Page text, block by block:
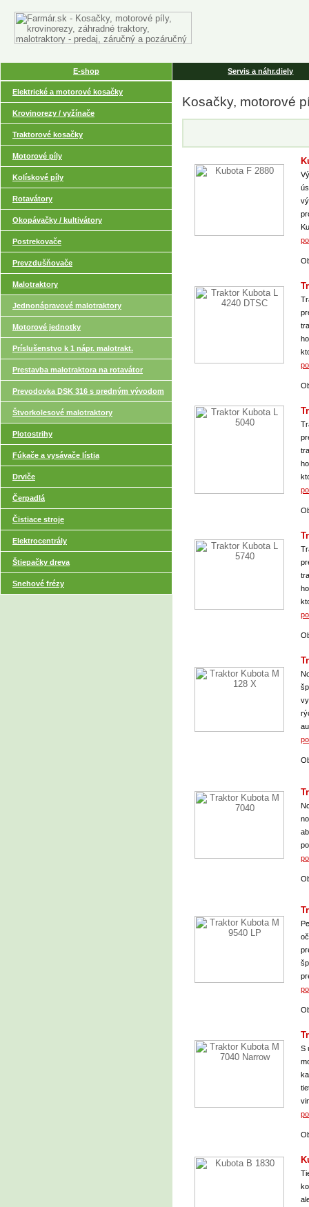
E-shop Servis a náhr.diely
Elektrické a motorové kosačky
Krovinorezy / vyžínače
Traktorové kosačky
Motorové píly
Kolískové píly
Rotavátory
Okopávačky / kultivátory
Postrekovače
Prevzdušňovače
Malotraktory
Jednonápravové malotraktory
Motorové jednotky
Príslušenstvo k 1 nápr. malotrakt.
Prestavba malotraktora na rotavátor
Prevodovka DSK 316 s predným vývodom
Štvorkolesové malotraktory
Plotostrihy
Fúkače a vysávače lístia
Drviče
Čerpadlá
Čistiace stroje
Elektrocentrály
Štiepačky dreva
Snehové frézy
Kosačky, motorové
S